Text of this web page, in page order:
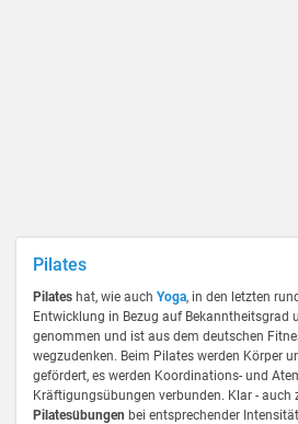
Pilates
Pilates hat, wie auch Yoga, in den letzten
Entwicklung in Bezug auf Bekanntheitsgrad
genommen und ist aus dem deutschen
wegzudenken. Beim Pilates werden Körper
gefördert, es werden Koordinations- und
Kräftigungsübungen verbunden. Klar - auch
Pilatesübungen bei entsprechender